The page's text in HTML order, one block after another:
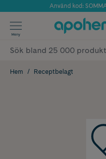
Använd kod:
✓
✓ Poäng
Meny
Hem Receptbelagt